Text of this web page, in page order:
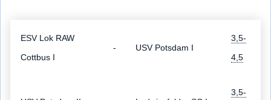
ESV Lok RAW
Cottbus I
- USV Potsdam I
3,5-
4,5
3,5-